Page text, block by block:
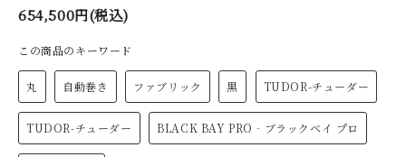
654,500円(税込)
この商品のキーワード
丸 自動巻き ファブリック 黒 TUDOR-チューダー
TUDOR-チューダー BLACK BAY PRO‐ブラックベイ プロ